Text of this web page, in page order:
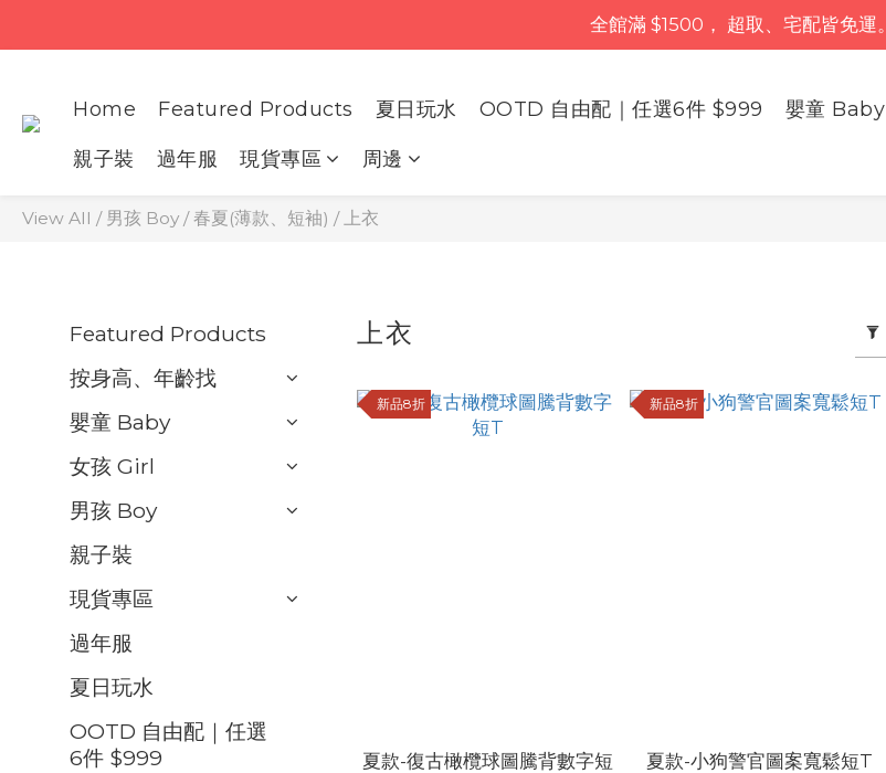
全館滿 $1500， 超取、宅配皆免運。
Home Featured Products 夏日玩水 OOTD 自由配｜任選6件 $999 嬰童 Baby
親子裝 過年服 現貨專區 周邊
View All / 男孩 Boy /春夏(薄款、短袖) / 上衣
Featured Products
按身高、年齡找
嬰童 Baby
女孩 Girl
男孩 Boy
親子裝
現貨專區
過年服
夏日玩水
OOTD 自由配｜任選
6件 $999
上衣
新品8折
夏款-復古橄欖球圖騰背數字短
新品8折
夏款-小狗警官圖案寬鬆短T